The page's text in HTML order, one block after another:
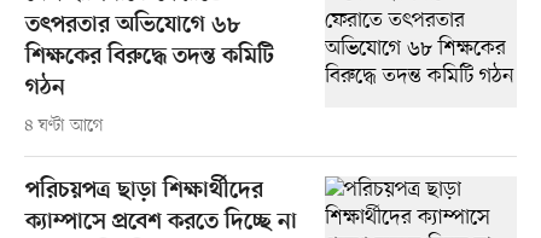
তৎপরতার অভিযোগে ৬৮
শিক্ষকের বিরুদ্ধে তদন্ত কমিটি
গঠন
৪ ঘণ্টা আগে
পরিচয়পত্র ছাড়া শিক্ষার্থীদের
ক্যাম্পাসে প্রবেশ করতে দিচ্ছে না